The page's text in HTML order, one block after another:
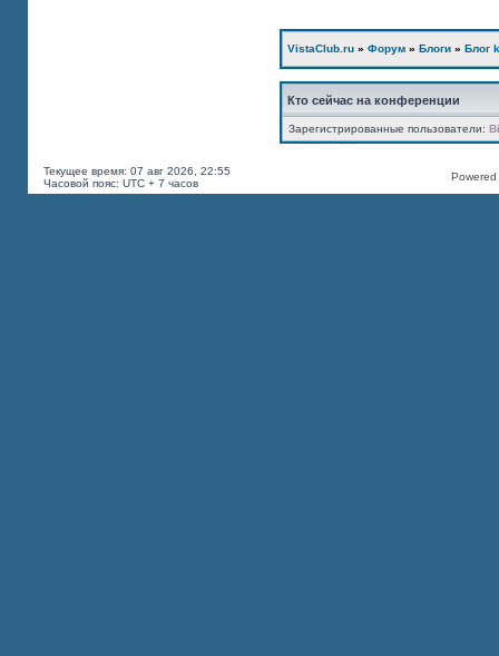
VistaClub.ru » Форум » Блоги » Блог
Кто сейчас на конференции
Зарегистрированные пользователи:
Текущее время: 07 авг 2026, 22:55
Часовой пояс: UTC + 7 часов